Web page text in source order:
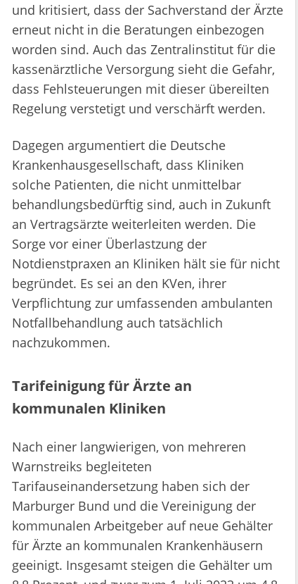
und kritisiert, dass der Sachverstand der Ärzte
erneut nicht in die Beratungen einbezogen
worden sind. Auch das Zentralinstitut für die
kassenärztliche Versorgung sieht die Gefahr,
dass Fehlsteuerungen mit dieser übereilten
Regelung verstetigt und verschärft werden.
Dagegen argumentiert die Deutsche
Krankenhausgesellschaft, dass Kliniken
solche Patienten, die nicht unmittelbar
behandlungsbedürftig sind, auch in Zukunft
an Vertragsärzte weiterleiten werden. Die
Sorge vor einer Überlastzung der
Notdienstpraxen an Kliniken hält sie für nicht
begründet. Es sei an den KVen, ihrer
Verpflichtung zur umfassenden ambulanten
Notfallbehandlung auch tatsächlich
nachzukommen.
Tarifeinigung für Ärzte an
kommunalen Kliniken
Nach einer langwierigen, von mehreren
Warnstreiks begleiteten
Tarifauseinandersetzung haben sich der
Marburger Bund und die Vereinigung der
kommunalen Arbeitgeber auf neue Gehälter
für Ärzte an kommunalen Krankenhäusern
geeinigt. Insgesamt steigen die Gehälter um